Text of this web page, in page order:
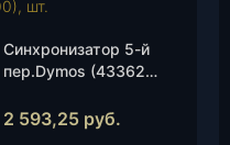
Синхронизатор 5-й
пер.Dymos (43362
1701165-00), шт.
2 593,25 руб.